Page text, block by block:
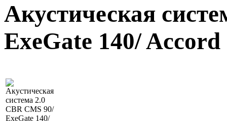
Акустическая
ExeGate 140/ Accord